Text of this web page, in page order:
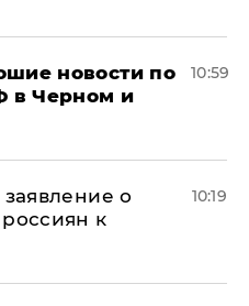
новости по
в Черном и
10:59
о
к
10:19